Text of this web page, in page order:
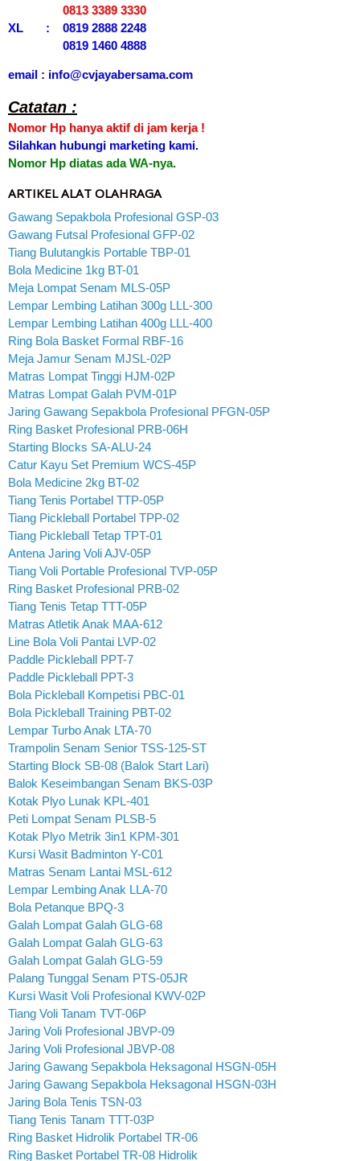
0813 3389 3330
XL : 0819 2888 2248
0819 1460 4888
email : info@cvjayabersama.com
Catatan :
Nomor Hp hanya aktif di jam kerja !
Silahkan hubungi marketing kami.
Nomor Hp diatas ada WA-nya.
ARTIKEL ALAT OLAHRAGA
Gawang Sepakbola Profesional GSP-03
Gawang Futsal Profesional GFP-02
Tiang Bulutangkis Portable TBP-01
Bola Medicine 1kg BT-01
Meja Lompat Senam MLS-05P
Lempar Lembing Latihan 300g LLL-300
Lempar Lembing Latihan 400g LLL-400
Ring Bola Basket Formal RBF-16
Meja Jamur Senam MJSL-02P
Matras Lompat Tinggi HJM-02P
Matras Lompat Galah PVM-01P
Jaring Gawang Sepakbola Profesional PFGN-05P
Ring Basket Profesional PRB-06H
Starting Blocks SA-ALU-24
Catur Kayu Set Premium WCS-45P
Bola Medicine 2kg BT-02
Tiang Tenis Portabel TTP-05P
Tiang Pickleball Portabel TPP-02
Tiang Pickleball Tetap TPT-01
Antena Jaring Voli AJV-05P
Tiang Voli Portable Profesional TVP-05P
Ring Basket Profesional PRB-02
Tiang Tenis Tetap TTT-05P
Matras Atletik Anak MAA-612
Line Bola Voli Pantai LVP-02
Paddle Pickleball PPT-7
Paddle Pickleball PPT-3
Bola Pickleball Kompetisi PBC-01
Bola Pickleball Training PBT-02
Lempar Turbo Anak LTA-70
Trampolin Senam Senior TSS-125-ST
Starting Block SB-08 (Balok Start Lari)
Balok Keseimbangan Senam BKS-03P
Kotak Plyo Lunak KPL-401
Peti Lompat Senam PLSB-5
Kotak Plyo Metrik 3in1 KPM-301
Kursi Wasit Badminton Y-C01
Matras Senam Lantai MSL-612
Lempar Lembing Anak LLA-70
Bola Petanque BPQ-3
Galah Lompat Galah GLG-68
Galah Lompat Galah GLG-63
Galah Lompat Galah GLG-59
Palang Tunggal Senam PTS-05JR
Kursi Wasit Voli Profesional KWV-02P
Tiang Voli Tanam TVT-06P
Jaring Voli Profesional JBVP-09
Jaring Voli Profesional JBVP-08
Jaring Gawang Sepakbola Heksagonal HSGN-05H
Jaring Gawang Sepakbola Heksagonal HSGN-03H
Jaring Bola Tenis TSN-03
Tiang Tenis Tanam TTT-03P
Ring Basket Hidrolik Portabel TR-06
Ring Basket Portabel TR-08 Hidrolik